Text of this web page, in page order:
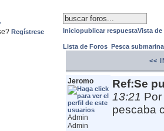
Regístrese
Iniciopublicar respuestaVista de
Lista de Foros Pesca
<<
Jeromo
Admin
Admin
Ref:Se
13:21
pescaba